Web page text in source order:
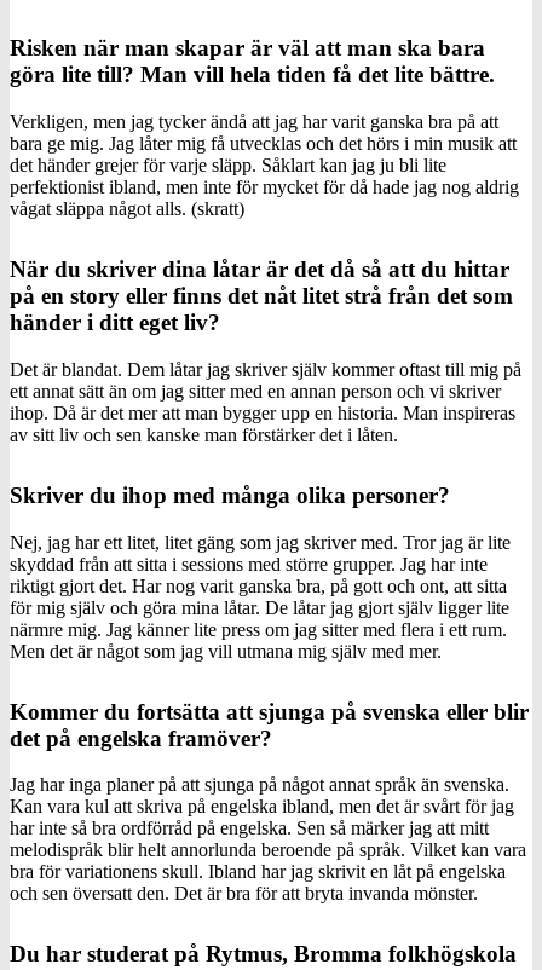
Risken när man skapar är väl att man ska bara
göra lite till? Man vill hela tiden få det lite bättre.
Verkligen, men jag tycker ändå att jag har varit ganska bra på att
bara ge mig. Jag låter mig få utvecklas och det hörs i min musik att
det händer grejer för varje släpp. Såklart kan jag ju bli lite
perfektionist ibland, men inte för mycket för då hade jag nog aldrig
vågat släppa något alls. (skratt)
När du skriver dina låtar är det då så att du hittar
på en story eller finns det nåt litet strå från det som
händer i ditt eget liv?
Det är blandat. Dem låtar jag skriver själv kommer oftast till mig på
ett annat sätt än om jag sitter med en annan person och vi skriver
ihop. Då är det mer att man bygger upp en historia. Man inspireras
av sitt liv och sen kanske man förstärker det i låten.
Skriver du ihop med många olika personer?
Nej, jag har ett litet, litet gäng som jag skriver med. Tror jag är lite
skyddad från att sitta i sessions med större grupper. Jag har inte
riktigt gjort det. Har nog varit ganska bra, på gott och ont, att sitta
för mig själv och göra mina låtar. De låtar jag gjort själv ligger lite
närmre mig. Jag känner lite press om jag sitter med flera i ett rum.
Men det är något som jag vill utmana mig själv med mer.
Kommer du fortsätta att sjunga på svenska eller blir
det på engelska framöver?
Jag har inga planer på att sjunga på något annat språk än svenska.
Kan vara kul att skriva på engelska ibland, men det är svårt för jag
har inte så bra ordförråd på engelska. Sen så märker jag att mitt
melodispråk blir helt annorlunda beroende på språk. Vilket kan vara
bra för variationens skull. Ibland har jag skrivit en låt på engelska
och sen översatt den. Det är bra för att bryta invanda mönster.
Du har studerat på Rytmus, Bromma folkhögskola